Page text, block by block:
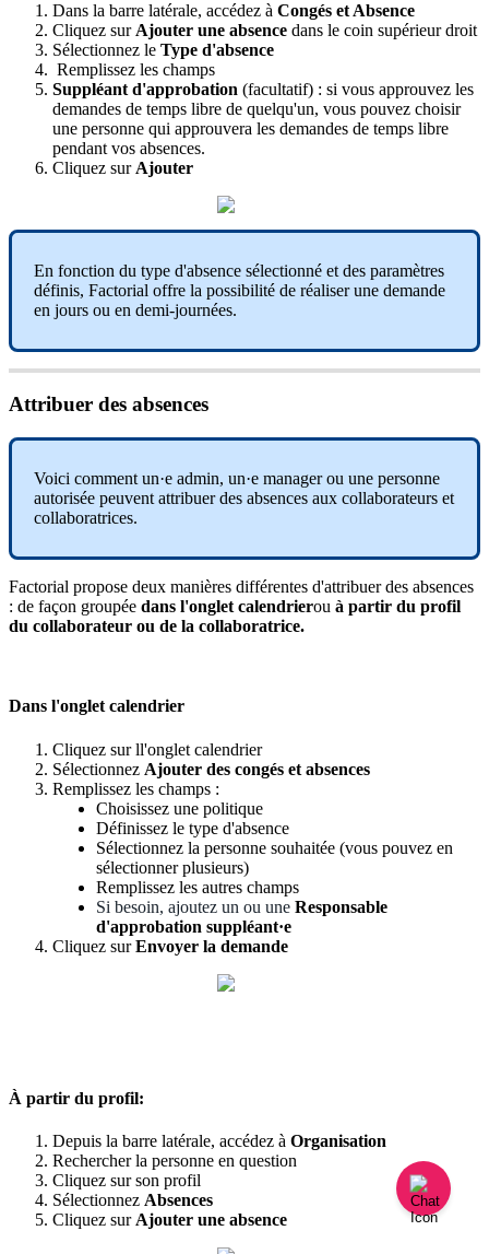
Dans la barre latérale, accédez à Congés et Absence
Cliquez sur Ajouter une absence dans le coin supérieur droit
Sélectionnez le Type d'absence
Remplissez les champs
Suppléant d'approbation (facultatif) : si vous approuvez les
demandes de temps libre de quelqu'un, vous pouvez choisir
une personne qui approuvera les demandes de temps libre
pendant vos absences.
Cliquez sur Ajouter
En fonction du type d'absence sélectionné et des paramètres
définis, Factorial offre la possibilité de réaliser une demande
en jours ou en demi-journées.
Attribuer des absences
Voici comment un·e admin, un·e manager ou une personne
autorisée peuvent attribuer des absences aux collaborateurs et
collaboratrices.
Factorial propose deux manières différentes d'attribuer des absences
: de façon groupée dans l'onglet calendrierou à partir du profil
du collaborateur ou de la collaboratrice.
Dans l'onglet calendrier
Cliquez sur ll'onglet calendrier
Sélectionnez Ajouter des congés et absences
Remplissez les champs :
Choisissez une politique
Définissez le type d'absence
Sélectionnez la personne souhaitée (vous pouvez en
sélectionner plusieurs)
Remplissez les autres champs
Si besoin, ajoutez un ou une Responsable
d'approbation suppléant·e
Cliquez sur Envoyer la demande
À partir du profil:
Depuis la barre latérale, accédez à Organisation
Rechercher la personne en question
Cliquez sur son profil
Sélectionnez Absences
Cliquez sur Ajouter une absence